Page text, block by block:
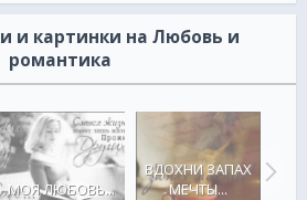
и картинки на Любовь и
романтика
МОЯ ЛЮБОВЬ...
ВДОХНИ ЗАПАХ
МЕЧТЫ...